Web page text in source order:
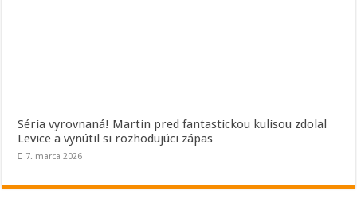
Séria vyrovnaná! Martin pred fantastickou kulisou zdolal
Levice a vynútil si rozhodujúci zápas
7. marca 2026